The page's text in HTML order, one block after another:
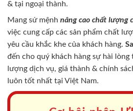
& tại ngoại thành.
Mang sứ mệnh nâng cao chất lượng
việc cung cấp các sản phẩm chất
yêu cầu khắc khe của khách hàng.
đến cho quý khách hàng sự hài
lượng dịch vụ, giá thành & chính
luôn tốt nhất tại Việt Nam.